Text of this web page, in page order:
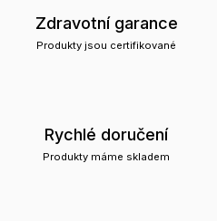
Zdravotní garance
Produkty jsou certifikované
Rychlé doručení
Produkty máme skladem